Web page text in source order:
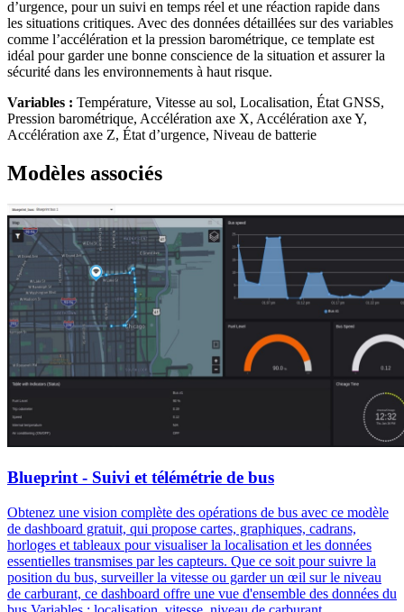
d’urgence, pour un suivi en temps réel et une réaction rapide dans
les situations critiques. Avec des données détaillées sur des variables
comme l’accélération et la pression barométrique, ce template est
idéal pour garder une bonne conscience de la situation et assurer la
sécurité dans les environnements à haut risque.
Variables : Température, Vitesse au sol, Localisation, État GNSS,
Pression barométrique, Accélération axe X, Accélération axe Y,
Accélération axe Z, État d’urgence, Niveau de batterie
Modèles associés
Blueprint - Suivi et télémétrie de bus
Obtenez une vision complète des opérations de bus avec ce modèle
de dashboard gratuit, qui propose cartes, graphiques, cadrans,
horloges et tableaux pour visualiser la localisation et les données
essentielles transmises par les capteurs. Que ce soit pour suivre la
position du bus, surveiller la vitesse ou garder un œil sur le niveau
de carburant, ce dashboard offre une vue d'ensemble des données du